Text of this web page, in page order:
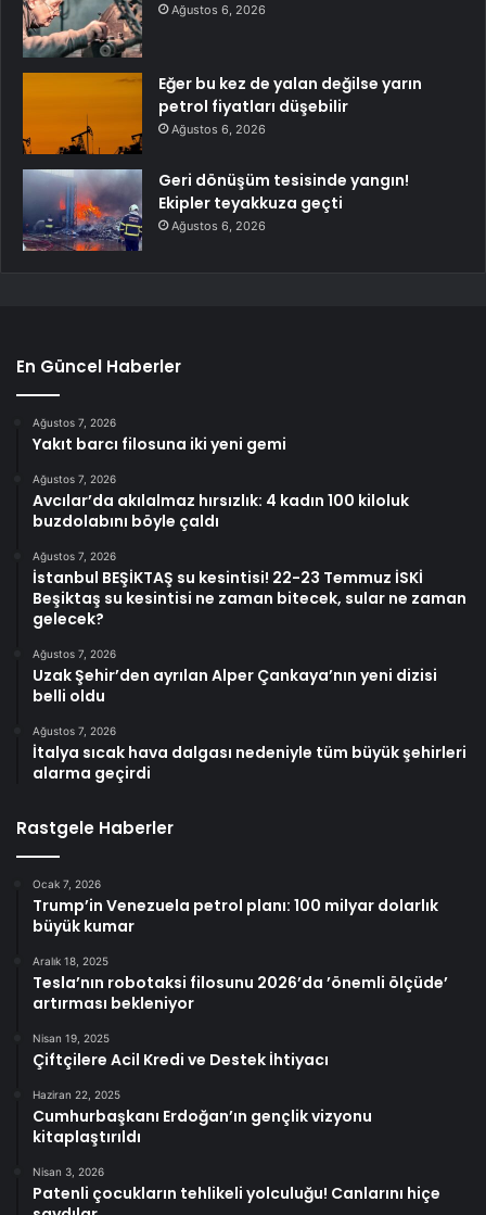
Ağustos 6, 2026
Eğer bu kez de yalan değilse yarın
petrol fiyatları düşebilir
Ağustos 6, 2026
Geri dönüşüm tesisinde yangın!
Ekipler teyakkuza geçti
Ağustos 6, 2026
En Güncel Haberler
Ağustos 7, 2026
Yakıt barcı filosuna iki yeni gemi
Ağustos 7, 2026
Avcılar’da akılalmaz hırsızlık: 4 kadın 100 kiloluk
buzdolabını böyle çaldı
Ağustos 7, 2026
İstanbul BEŞİKTAŞ su kesintisi! 22-23 Temmuz İSKİ
Beşiktaş su kesintisi ne zaman bitecek, sular ne zaman
gelecek?
Ağustos 7, 2026
Uzak Şehir’den ayrılan Alper Çankaya’nın yeni dizisi
belli oldu
Ağustos 7, 2026
İtalya sıcak hava dalgası nedeniyle tüm büyük şehirleri
alarma geçirdi
Rastgele Haberler
Ocak 7, 2026
Trump’in Venezuela petrol planı: 100 milyar dolarlık
büyük kumar
Aralık 18, 2025
Tesla’nın robotaksi filosunu 2026’da ’önemli ölçüde’
artırması bekleniyor
Nisan 19, 2025
Çiftçilere Acil Kredi ve Destek İhtiyacı
Haziran 22, 2025
Cumhurbaşkanı Erdoğan’ın gençlik vizyonu
kitaplaştırıldı
Nisan 3, 2026
Patenli çocukların tehlikeli yolculuğu! Canlarını hiçe